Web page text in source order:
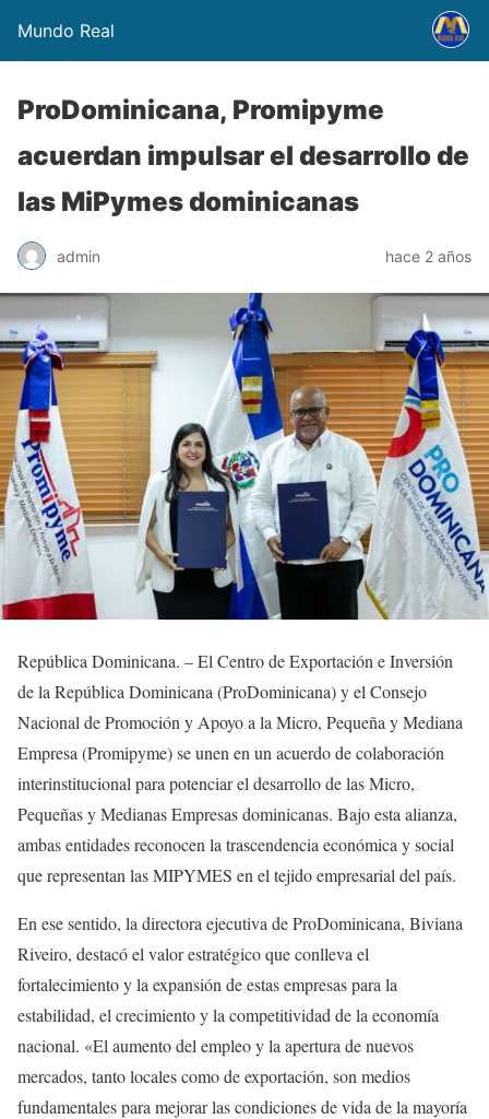
Mundo Real
ProDominicana, Promipyme
acuerdan impulsar el desarrollo de
las MiPymes dominicanas
admin hace 2 años
República Dominicana. – El Centro de Exportación e Inversión
de la República Dominicana (ProDominicana) y el Consejo
Nacional de Promoción y Apoyo a la Micro, Pequeña y Mediana
Empresa (Promipyme) se unen en un acuerdo de colaboración
interinstitucional para potenciar el desarrollo de las Micro,
Pequeñas y Medianas Empresas dominicanas. Bajo esta alianza,
ambas entidades reconocen la trascendencia económica y social
que representan las MIPYMES en el tejido empresarial del país.
En ese sentido, la directora ejecutiva de ProDominicana, Biviana
Riveiro, destacó el valor estratégico que conlleva el
fortalecimiento y la expansión de estas empresas para la
estabilidad, el crecimiento y la competitividad de la economía
nacional. «El aumento del empleo y la apertura de nuevos
mercados, tanto locales como de exportación, son medios
fundamentales para mejorar las condiciones de vida de la mayoría